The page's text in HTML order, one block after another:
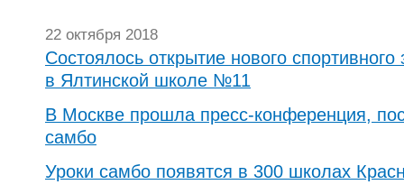
22 октября 2018
Состоялось открытие нового
в Ялтинской школе №11
В Москве прошла пресс-конференция,
самбо
Уроки самбо появятся в 300 школах